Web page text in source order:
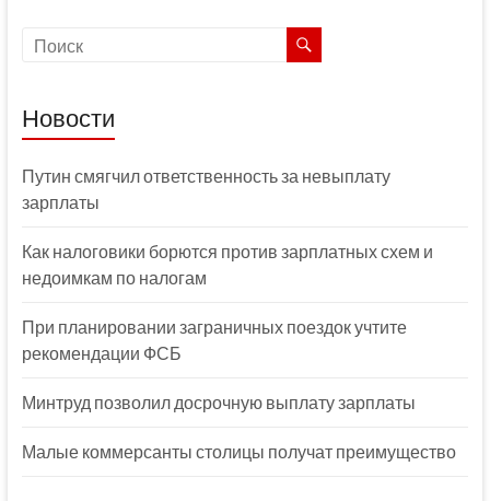
Новости
Путин смягчил ответственность за невыплату
зарплаты
Как налоговики борются против зарплатных схем и
недоимкам по налогам
При планировании заграничных поездок учтите
рекомендации ФСБ
Минтруд позволил досрочную выплату зарплаты
Малые коммерсанты столицы получат преимущество